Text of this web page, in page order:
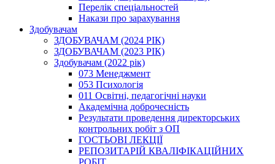
Перелік спеціальностей
Накази про зарахування
Здобувачам
ЗДОБУВАЧАМ (2024 РІК)
ЗДОБУВАЧАМ (2023 РІК)
Здобувачам (2022 рік)
073 Менеджмент
053 Психологія
011 Освітні, педагогічні науки
Академічна доброчесність
Результати проведення директорських
контрольних робіт з ОП
ГОСТЬОВІ ЛЕКЦІЇ
РЕПОЗИТАРІЙ КВАЛІФІКАЦІЙНИХ
РОБІТ